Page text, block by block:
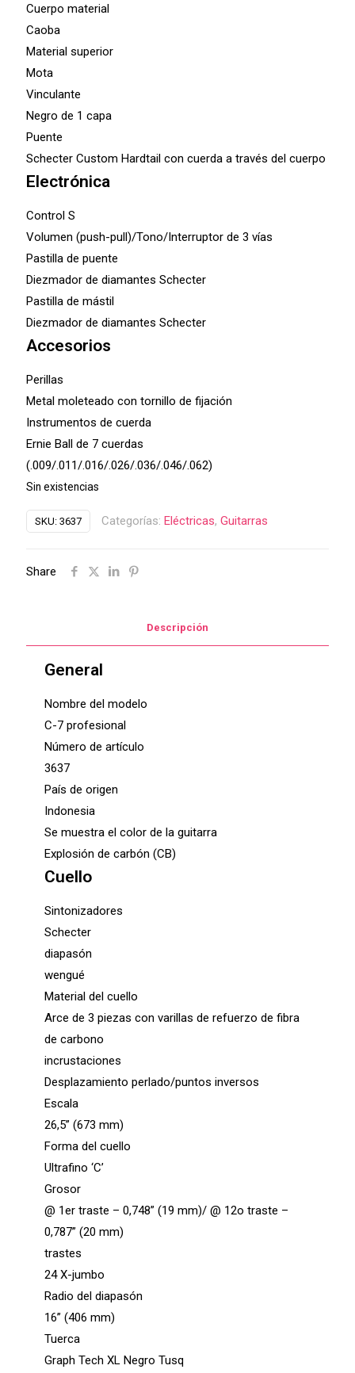
Cuerpo material
Caoba
Material superior
Mota
Vinculante
Negro de 1 capa
Puente
Schecter Custom Hardtail con cuerda a través del cuerpo
Electrónica
Control S
Volumen (push-pull)/Tono/Interruptor de 3 vías
Pastilla de puente
Diezmador de diamantes Schecter
Pastilla de mástil
Diezmador de diamantes Schecter
Accesorios
Perillas
Metal moleteado con tornillo de fijación
Instrumentos de cuerda
Ernie Ball de 7 cuerdas
(.009/.011/.016/.026/.036/.046/.062)
Sin existencias
SKU: 3637 Categorías: Eléctricas, Guitarras
Share
Descripción
General
Nombre del modelo
C-7 profesional
Número de artículo
3637
País de origen
Indonesia
Se muestra el color de la guitarra
Explosión de carbón (CB)
Cuello
Sintonizadores
Schecter
diapasón
wengué
Material del cuello
Arce de 3 piezas con varillas de refuerzo de fibra
de carbono
incrustaciones
Desplazamiento perlado/puntos inversos
Escala
26,5” (673 mm)
Forma del cuello
Ultrafino ‘C’
Grosor
@ 1er traste – 0,748” (19 mm)/ @ 12o traste –
0,787” (20 mm)
trastes
24 X-jumbo
Radio del diapasón
16” (406 mm)
Tuerca
Graph Tech XL Negro Tusq